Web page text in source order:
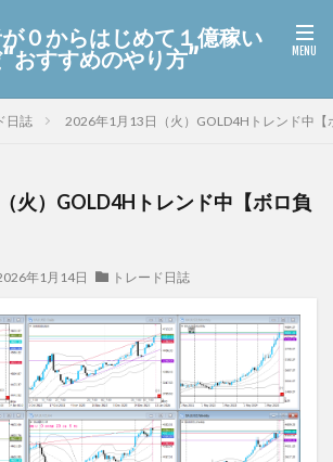
が０からはじめて１億稼い
おすすめのやり方”
日誌 2026年1月13日（火）GOLD4Hトレンド中【
火）GOLD4Hトレンド中【ボロ負
年1月14日 トレード日誌